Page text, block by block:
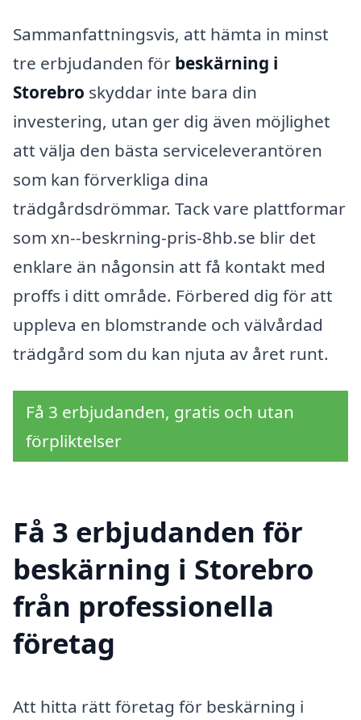
Sammanfattningsvis, att hämta in minst
tre erbjudanden för beskärning i
Storebro skyddar inte bara din
investering, utan ger dig även möjlighet
att välja den bästa serviceleverantören
som kan förverkliga dina
trädgårdsdrömmar. Tack vare plattformar
som xn--beskrning-pris-8hb.se blir det
enklare än någonsin att få kontakt med
proffs i ditt område. Förbered dig för att
uppleva en blomstrande och välvårdad
trädgård som du kan njuta av året runt.
Få 3 erbjudanden, gratis och utan
förpliktelser
Få 3 erbjudanden för
beskärning i Storebro
från professionella
företag
Att hitta rätt företag för beskärning i